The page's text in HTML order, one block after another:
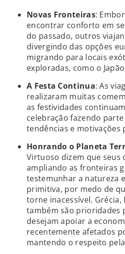
Novas Fronteiras:
encontrar conforto em
do passado, outros
divergindo das opções
migrando para locais
exploradas, como o
A Festa Continua: As
realizaram muitas
as festividades
celebração fazendo
tendências e motivações
Honrando o Planeta
Virtuoso dizem que seus
ampliando as fronteiras
testemunhar a natureza
primitiva, por medo de
torne inacessível. Grécia,
também são prioridades
desejam apoiar a
recentemente afetados
mantendo o respeito